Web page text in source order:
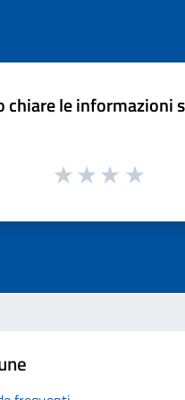
chiare le informazioni